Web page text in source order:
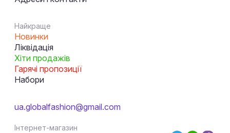
Найкраще
Новинки
Ліквідація
Хіти продажів
Гарячі пропозиції
Набори
ua.globalfashion@gmail.com
Інтернет-магазин